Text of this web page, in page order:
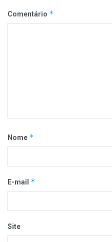
Comentário *
Nome *
E-mail *
Site